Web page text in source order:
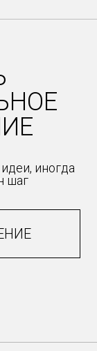
иногда
шаг